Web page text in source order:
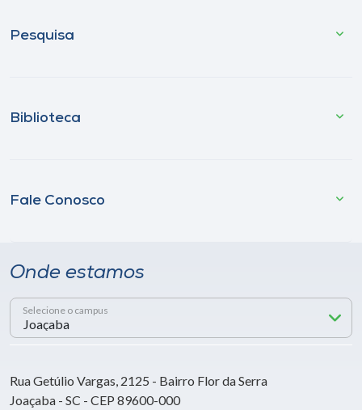
Pesquisa
Biblioteca
Fale Conosco
Onde estamos
Selecione o campus
Rua Getúlio Vargas, 2125 - Bairro Flor da Serra
Joaçaba - SC - CEP 89600-000